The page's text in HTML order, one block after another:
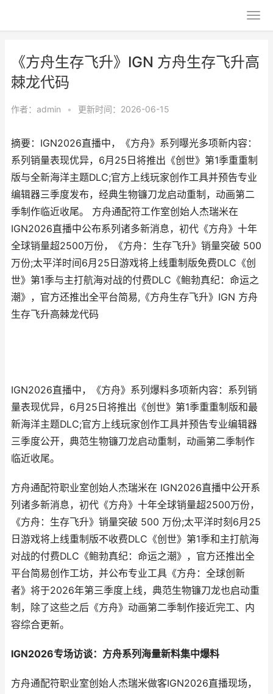
《方舟生存飞升》IGN 方舟生存飞升高
棘龙代码
作者： admin • 更新时间：2026-06-15
摘要：IGN2026直播中，《方舟》系列曝光多项新内容：
系列销量表现优异，6月25日将推出《创世》第1季重重制
版与全新海洋主题DLC;官方上线玩家创作工具并预告专业
编辑器三季度发布，经典生物镰刀龙启动重制，动画第二
季制作临近收尾。 方舟通配符工作室创始人杰瑞米在
IGN2026直播中公布系列诸多新消息，初代《方舟》十年
全球销量超2500万份，《方舟：生存飞升》销量突破 500
万份;太平洋时间6月25日游戏将上线重制版免费DLC《创
世》第1季与主打航海对战的付费DLC《鲍勃真纪：命运之
潮》，官方还推出全平台简易,《方舟生存飞升》IGN 方舟
生存飞升高棘龙代码
IGN2026直播中，《方舟》系列爆料多项新内容：系列销
量表现优异，6月25日将推出《创世》第1季重重制版和最
新海洋主题DLC;官方上线玩家创作工具并预告专业编辑器
三季度公开，典范生物镰刀龙启动重制，动画第二季制作
临近收尾。
方舟通配符职业室创始人杰瑞米在 IGN2026直播中公开系
列诸多新消息，初代《方舟》十年全球销量超2500万份，
《方舟：生存飞升》销量突破 500 万份;太平洋时刻6月25
日游戏将上线重制版不收费DLC《创世》第1季和主打航海
对战的付费DLC《鲍勃真纪：命运之潮》，官方还推出全
平台简易创作工坊，并公布专业工具《方舟：全球创新
者》将于2026年第三季度上线，典范生物镰刀龙也启动重
制，除了这些之后《方舟》动画第二季制作接近完工、内
容综合更新。
IGN2026专场访谈：方舟系列海量新料集中爆料
方舟通配符职业室创始人杰瑞米做客IGN2026直播现场，